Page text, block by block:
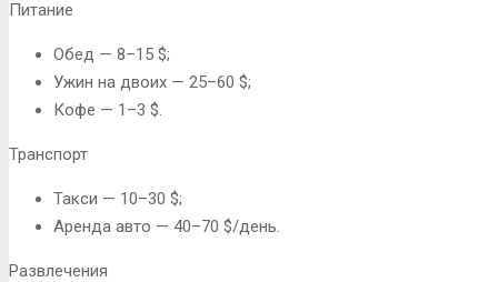
Питание
Обед — 8–15 $;
Ужин на двоих — 25–60 $;
Кофе — 1–3 $.
Транспорт
Такси — 10–30 $;
Аренда авто — 40–70 $/день.
Развлечения